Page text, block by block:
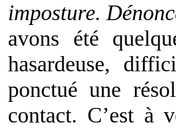
imposture.
avons été
hasardeuse,
ponctué une
contact. C’est à